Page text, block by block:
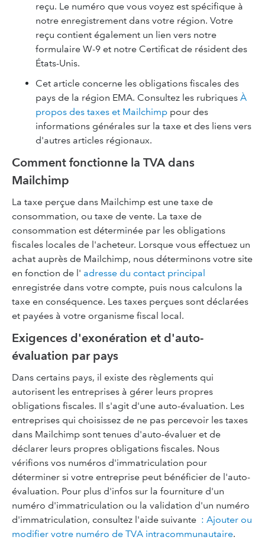
reçu. Le numéro que vous voyez est spécifique à
notre enregistrement dans votre région. Votre
reçu contient également un lien vers notre
formulaire W-9 et notre Certificat de résident des
États-Unis.
Cet article concerne les obligations fiscales des
pays de la région EMA. Consultez les rubriques À
propos des taxes et Mailchimp pour des
informations générales sur la taxe et des liens vers
d'autres articles régionaux.
Comment fonctionne la TVA dans
Mailchimp
La taxe perçue dans Mailchimp est une taxe de
consommation, ou taxe de vente. La taxe de
consommation est déterminée par les obligations
fiscales locales de l'acheteur. Lorsque vous effectuez un
achat auprès de Mailchimp, nous déterminons votre site
en fonction de l' adresse du contact principal
enregistrée dans votre compte, puis nous calculons la
taxe en conséquence. Les taxes perçues sont déclarées
et payées à votre organisme fiscal local.
Exigences d'exonération et d'auto-
évaluation par pays
Dans certains pays, il existe des règlements qui
autorisent les entreprises à gérer leurs propres
obligations fiscales. Il s'agit d'une auto-évaluation. Les
entreprises qui choisissez de ne pas percevoir les taxes
dans Mailchimp sont tenues d'auto-évaluer et de
déclarer leurs propres obligations fiscales. Nous
vérifions vos numéros d'immatriculation pour
déterminer si votre entreprise peut bénéficier de l'auto-
évaluation. Pour plus d'infos sur la fourniture d'un
numéro d'immatriculation ou la validation d'un numéro
d'immatriculation, consultez l'aide suivante : Ajouter ou
modifier votre numéro de TVA intracommunautaire.